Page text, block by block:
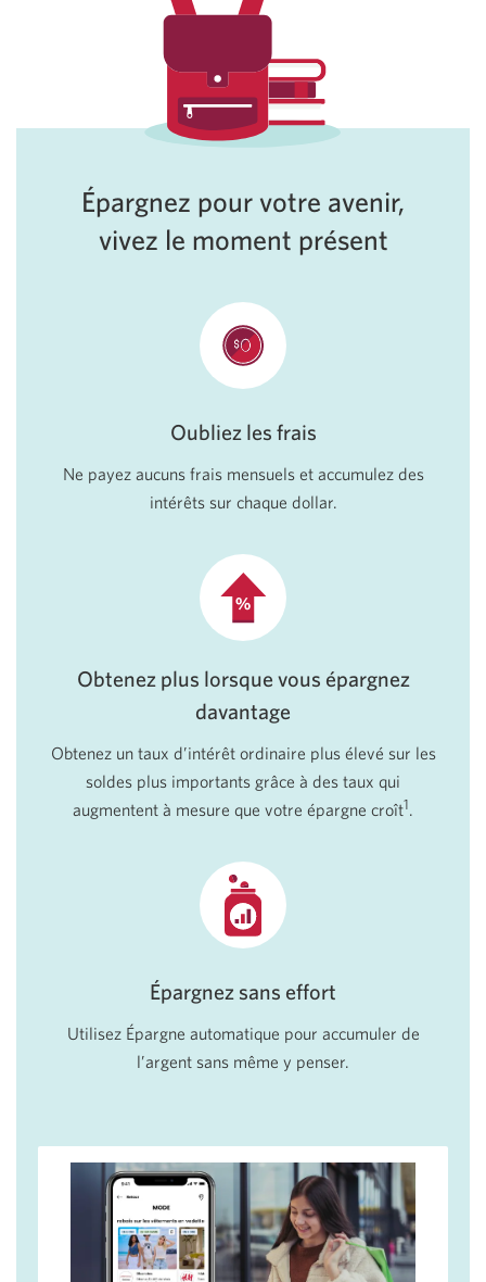
Épargnez pour votre avenir,
vivez le moment présent
Oubliez les frais
Ne payez aucuns frais mensuels et accumulez des
intérêts sur chaque dollar.
Obtenez plus lorsque vous épargnez
davantage
Obtenez un taux d’intérêt ordinaire plus élevé sur les
soldes plus importants grâce à des taux qui
augmentent à mesure que votre épargne croît1.
Épargnez sans effort
Utilisez Épargne automatique pour accumuler de
l’argent sans même y penser.